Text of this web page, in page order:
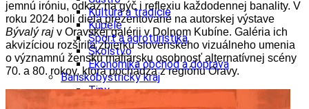
Kultúra a tradície
Kúpele
Šport a agroturistika
Školstvo
Ekonomika obchod a doprava
Banskobystrický kraj
Tipy
jemnú iróniu, odkaz na gýč i reflexiu každodennej banality. V
roku 2024 boli diela prezentované na autorskej výstave
Bývalý raj v Oravskej galérii v Dolnom Kubíne. Galéria ich
akvizíciou rozšírila zbierku slovenského vizuálneho umenia
o významnú ženskú maliarsku osobnosť alternatívnej scény
70. a 80. rokov, ktorá pochádza z regiónu Oravy.